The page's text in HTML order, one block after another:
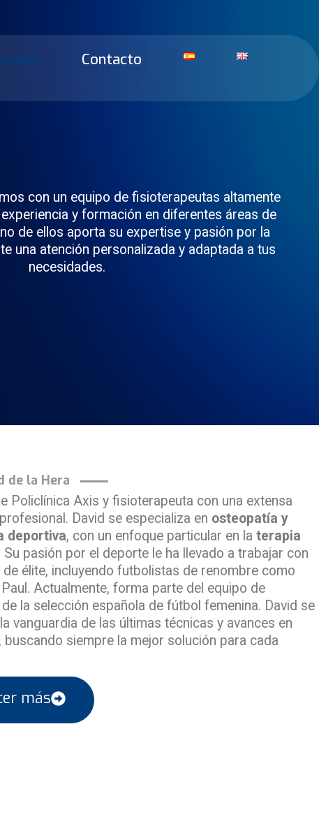
Contacto
con un equipo de fisioterapeutas altamente
y formación en diferentes áreas de
de ellos aporta su expertise y pasión por la
una atención personalizada y adaptada a tus
necesidades.
de la Hera
Policlínica Axis y fisioterapeuta con una extensa
David se especializa en osteopatía y
deportiva, con un enfoque particular en la terapia
Su pasión por el deporte le ha llevado a trabajar con
élite, incluyendo futbolistas de renombre como
Actualmente, forma parte del equipo de
la selección española de fútbol femenina. David se
vanguardia de las últimas técnicas y avances en
siempre la mejor solución para cada
más